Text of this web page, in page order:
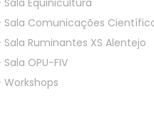
Sala Equinicultura
Sala Comunicações
Sala Ruminantes XS Alentejo
OPU-FIV
Workshops